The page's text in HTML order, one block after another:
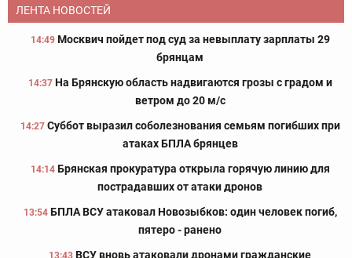
ЛЕНТА НОВОСТЕЙ
14:49 Москвич пойдет под суд за невыплату зарплаты 29
брянцам
14:37 На Брянскую область надвигаются грозы с градом и
ветром до 20 м/с
14:27 Суббот выразил соболезнования семьям погибших при
атаках БПЛА брянцев
14:14 Брянская прокуратура открыла горячую линию для
пострадавших от атаки дронов
13:54 БПЛА ВСУ атаковал Новозыбков: один человек погиб,
пятеро - ранено
ВСУ вновь атаковали дронами гражданские